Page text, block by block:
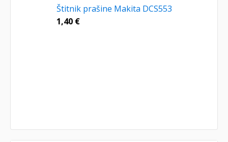
Štitnik prašine Makita DCS553
1,40 €